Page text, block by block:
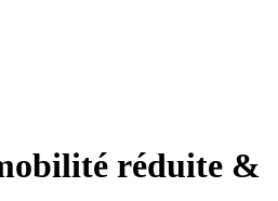
réduite &